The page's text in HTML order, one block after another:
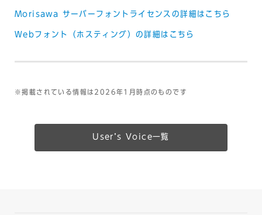
Morisawa サーバーフォントライセンスの詳細はこちら
Webフォント（ホスティング）の詳細はこちら
※掲載されている情報は2026年1月時点のものです
Userʼs Voice一覧